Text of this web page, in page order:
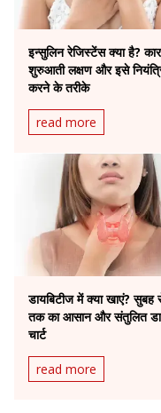
इन्सुलिन रेजिस्टेंस क्या है?
शुरुआती लक्षण और इसे
करने के तरीके
read more
डायबिटीज में क्या खाएं? सुबह
तक का आसान और संतुलित
चार्ट
read more